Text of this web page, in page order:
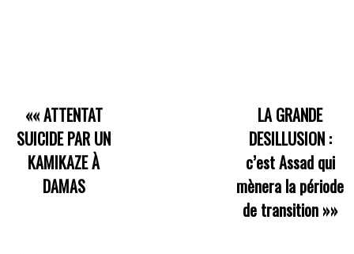
««ATTENTAT
SUICIDE PAR UN
KAMIKAZE À
DAMAS
LA GRANDE
DESILLUSION :
c’est Assad qui
mènera la période
de transition»»